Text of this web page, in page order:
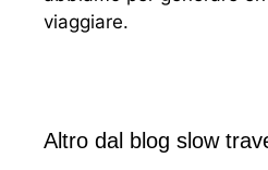
viaggiare.
Altro dal blog slow